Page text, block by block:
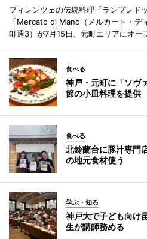
フィレンツェの伝統料理「ランプレド
「Mercato di Mano（メルカート・デ
町通3）が7月15日、元町エリアにオー
食べる
神戸・元町に「ソヴ
節の小皿料理を提供
食べる
北鈴蘭台に豚汁専門
の地元食材使う
学ぶ・知る
神戸大で子ども向
生が講師務める